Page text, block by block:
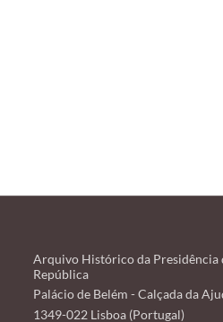
Arquivo Histórico da Presidência
República
Palácio de Belém - Calçada da
1349-022 Lisboa (Portugal)